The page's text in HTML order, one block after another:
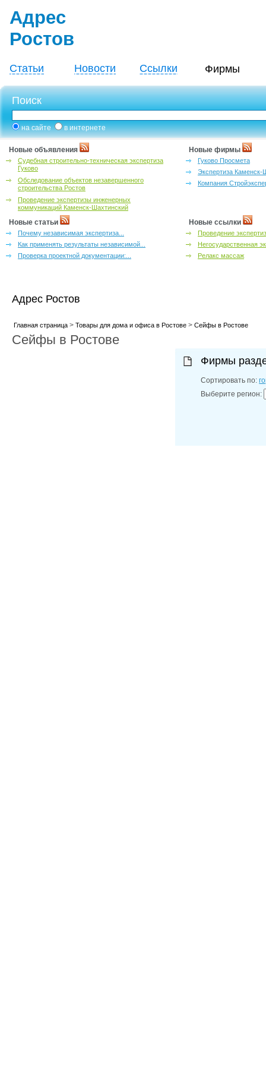
Адрес
Ростов
Статьи Новости Ссылки Фирмы
Поиск
на сайте в интернете
Новые объявления
Судебная строительно-техническая экспертиза
Гуково
Обследование объектов незавершенного
строительства Ростов
Проведение экспертизы инженерных
коммуникаций Каменск-Шахтинский
Новые фирмы
Гуково Просмета
Экспертиза Каменск-
Компания
Новые статьи
Почему независимая экспертиза...
Как применять результаты независимой...
Проверка проектной документации:...
Новые ссылки
Проведение
Негосударственная
Релакс массаж
Адрес Ростов
Главная страница> Товары для дома и офиса в Ростове> Сейфы в Ростове
Сейфы в Ростове
Фирмы
Сортировать по:
Выберите регион: